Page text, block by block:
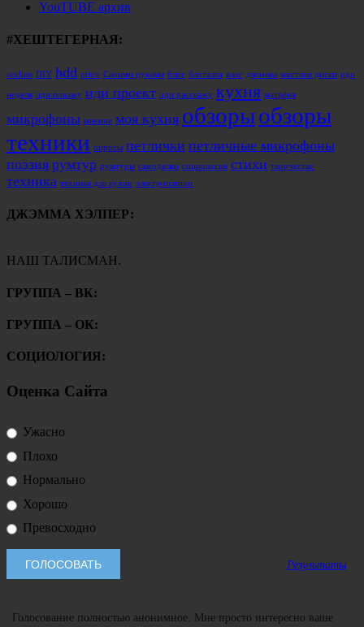
YouTUBE архив
#ХЕШТЕГЕРНАЯ:
aceline DIY hdd orico Своими руками блог блоталка влог джэмма жесткие диски иди
неделя иди покажу иди проект иди расскажу кухня матрёна
микрофоны мнение моя кухня обзорыобзоры
техники опросы петлички петличные микрофоны
поэзия румтур румтуры самоделки социология стихи творчество
техника техника для кухни электроплитки
ДЖЭММА ХЭЛПЕР:
НАШ ТАЛИСМАН.
ГРУППА – ВК:
ГРУППА – ОК:
СОЦИОЛОГИЯ:
Оценка Сайта
Ужасно
Плохо
Нормально
Хорошо
Превосходно
Результаты
Голосование полностью анонимное. Мне просто интересно ваше